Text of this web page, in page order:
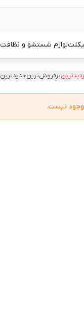
لوازم شستشو و نظافت
پرفروش‌ترینجدیدترین
نیست